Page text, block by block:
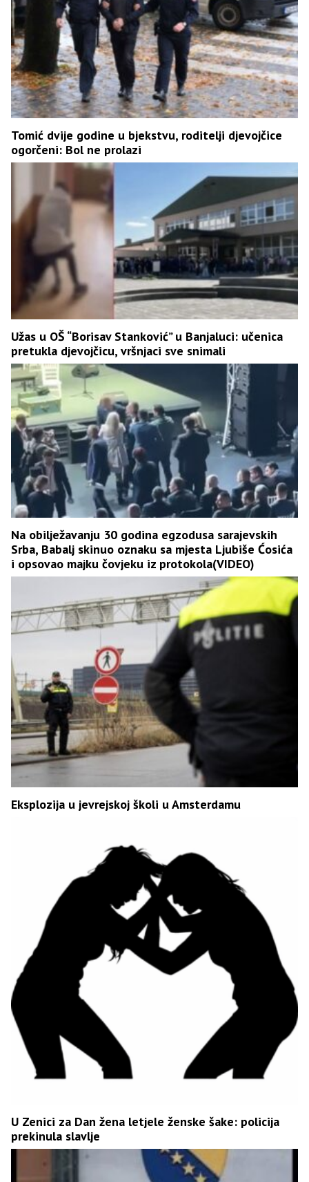
Tomić dvije godine u bjekstvu, roditelji djevojčice
ogorčeni: Bol ne prolazi
Užas u OŠ “Borisav Stanković” u Banjaluci: učenica
pretukla djevojčicu, vršnjaci sve snimali
Na obilježavanju 30 godina egzodusa sarajevskih
Srba, Babalj skinuo oznaku sa mjesta Ljubiše Ćosića
i opsovao majku čovjeku iz protokola(VIDEO)
Eksplozija u jevrejskoj školi u Amsterdamu
U Zenici za Dan žena letjele ženske šake: policija
prekinula slavlje